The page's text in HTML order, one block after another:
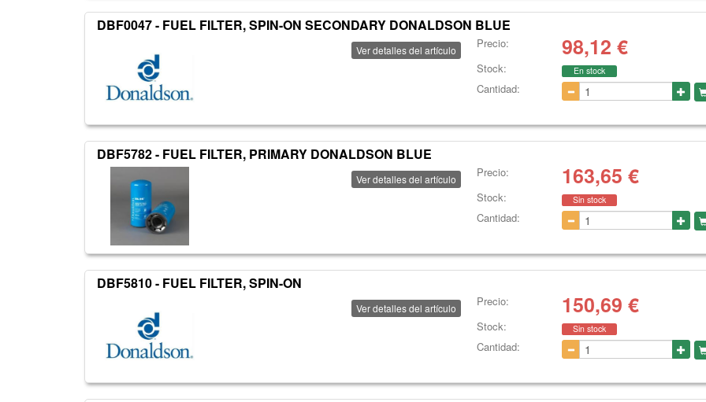
DBF0047 - FUEL FILTER, SPIN-ON SECONDARY DONALDSON BLUE
Ver detalles del artículo Precio: 98,12 €
Stock: En stock
Cantidad:
DBF5782 - FUEL FILTER, PRIMARY DONALDSON BLUE
Ver detalles del artículo Precio: 163,65 €
Stock: Sin stock
Cantidad:
DBF5810 - FUEL FILTER, SPIN-ON
Ver detalles del artículo Precio: 150,69 €
Stock: Sin stock
Cantidad: